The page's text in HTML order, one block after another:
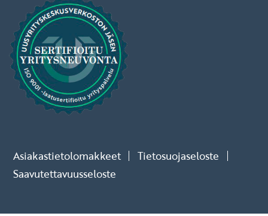
Asiakastietolomakkeet
Tietosuojaseloste
Saavutettavuusseloste